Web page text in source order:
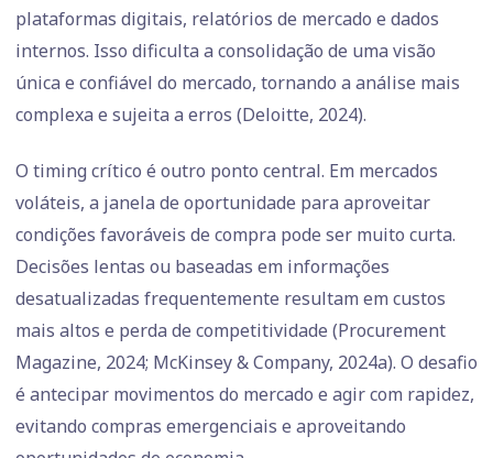
plataformas digitais, relatórios de mercado e dados
internos. Isso dificulta a consolidação de uma visão
única e confiável do mercado, tornando a análise mais
complexa e sujeita a erros (Deloitte, 2024).
O timing crítico é outro ponto central. Em mercados
voláteis, a janela de oportunidade para aproveitar
condições favoráveis de compra pode ser muito curta.
Decisões lentas ou baseadas em informações
desatualizadas frequentemente resultam em custos
mais altos e perda de competitividade (Procurement
Magazine, 2024; McKinsey & Company, 2024a). O desafio
é antecipar movimentos do mercado e agir com rapidez,
evitando compras emergenciais e aproveitando